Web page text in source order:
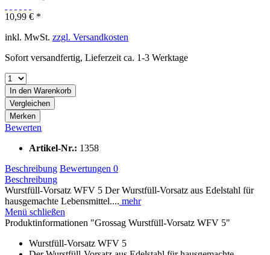
10,99 € *
inkl. MwSt. zzgl. Versandkosten
Sofort versandfertig, Lieferzeit ca. 1-3 Werktage
In den Warenkorb
Vergleichen
Merken
Bewerten
Artikel-Nr.: 1358
Beschreibung Bewertungen 0
Beschreibung
Wurstfüll-Vorsatz WFV 5 Der Wurstfüll-Vorsatz aus Edelstahl für
hausgemachte Lebensmittel.... mehr
Menü schließen
Produktinformationen "Grossag Wurstfüll-Vorsatz WFV 5"
Wurstfüll-Vorsatz WFV 5